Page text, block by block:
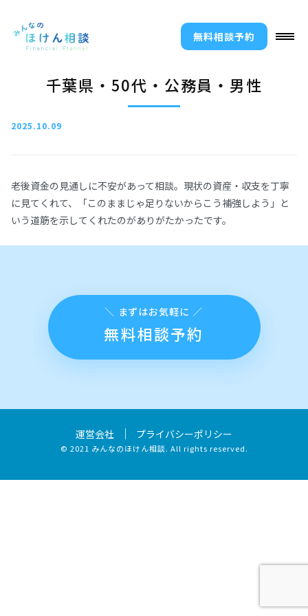
無料相談予約
千葉県・50代・公務員・男性
2025.10.09
老後資金の見通しに不安があって相談。現状の資産・収支を丁寧
に見てくれて、「このままじゃ足りないからこう補強しよう」と
いう道筋を示してくれたのがありがたかったです。
無料相談予約
運営会社 ｜ プライバシーポリシー
© 2021 みんなのほけん相談. All rights reserved.